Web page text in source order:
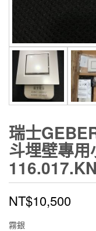
瑞士
斗埋壁專
NT$10,500
霧銀